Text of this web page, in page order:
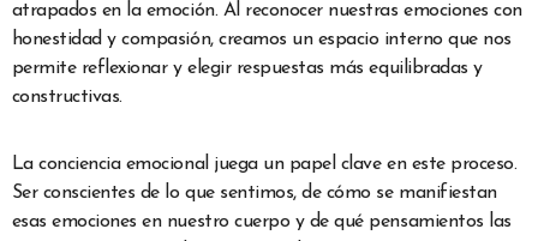
atrapados en la emoción. Al reconocer nuestras emociones con
honestidad y compasión, creamos un espacio interno que nos
permite reflexionar y elegir respuestas más equilibradas y
constructivas.
La conciencia emocional juega un papel clave en este proceso.
Ser conscientes de lo que sentimos, de cómo se manifiestan
esas emociones en nuestro cuerpo y de qué pensamientos las